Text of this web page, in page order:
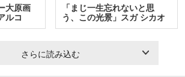
大原画
ルコ
「まじ一生忘れないと思
う、この光景」スガ シカオ
と…
さらに読み込む